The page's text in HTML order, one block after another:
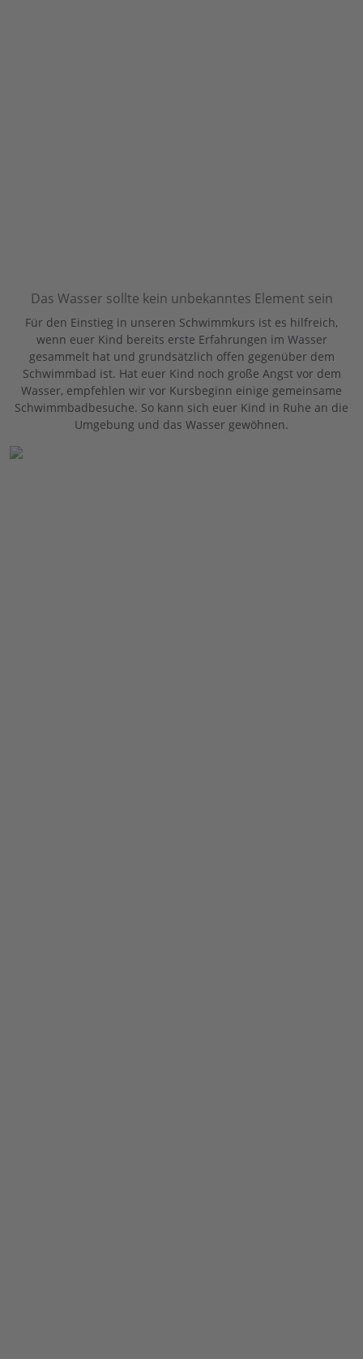
Das Wasser sollte kein unbekanntes Element sein
Für den Einstieg in unseren Schwimmkurs ist es hilfreich,
wenn euer Kind bereits erste Erfahrungen im Wasser
gesammelt hat und grundsätzlich offen gegenüber dem
Schwimmbad ist. Hat euer Kind noch große Angst vor dem
Wasser, empfehlen wir vor Kursbeginn einige gemeinsame
Schwimmbadbesuche. So kann sich euer Kind in Ruhe an die
Umgebung und das Wasser gewöhnen.